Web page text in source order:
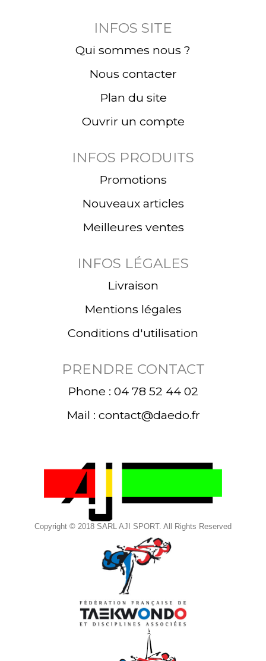
INFOS SITE
Qui sommes nous ?
Nous contacter
Plan du site
Ouvrir un compte
INFOS PRODUITS
Promotions
Nouveaux articles
Meilleures ventes
INFOS LÉGALES
Livraison
Mentions légales
Conditions d'utilisation
PRENDRE CONTACT
Phone : 04 78 52 44 02
Mail : contact@daedo.fr
Copyright © 2018 SARL AJI SPORT. All Rights Reserved